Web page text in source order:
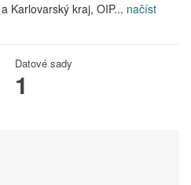
Karlovarský kraj, OIP... načíst
Datové sady
1